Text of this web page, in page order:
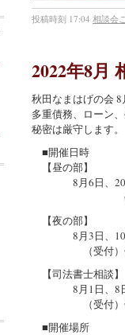
投稿時刻 17:04 相談会
2022年8月
秋田なまはげの会 8
多重債務、ローン
秘密は厳守します。
■開催日時
【昼の部】
8月6日、20日
午後 1
【夜の部】
8月3日、10日
（受付）午
【司法書士相談】
8月1日、8日、
（受付）午後
■開催場所